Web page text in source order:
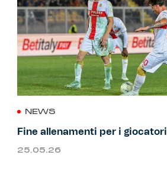
NEWS
Fine allenamenti per i giocatori
25.05.26